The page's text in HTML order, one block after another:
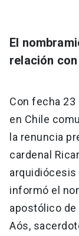
El
relación
Con fecha 23
en Chile
la renuncia
cardenal
arquidiócesis
informó el
apostólico
Aós,